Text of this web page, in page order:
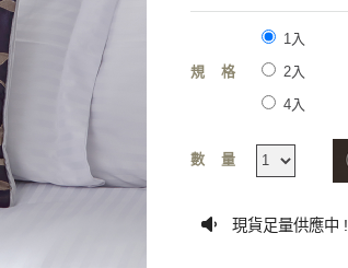
規格
1入
2入
4入
數量
現貨足量供應中 !